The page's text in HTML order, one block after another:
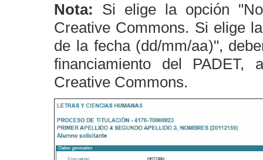
Nota: Si elige la opción
Creative Commons. Si elige
de la fecha (dd/mm/aa)",
financiamiento del PADET,
Creative Commons.